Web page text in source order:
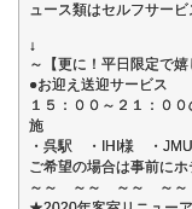
ュース類はセルフサービ
↓
～【更に！平日限定で
●お迎え送迎サービス
１５：００～２１：０
施
・呉駅 ・IHI様 ・
ご希望の場合は事前にホ
～～ ～～ ～～ ～